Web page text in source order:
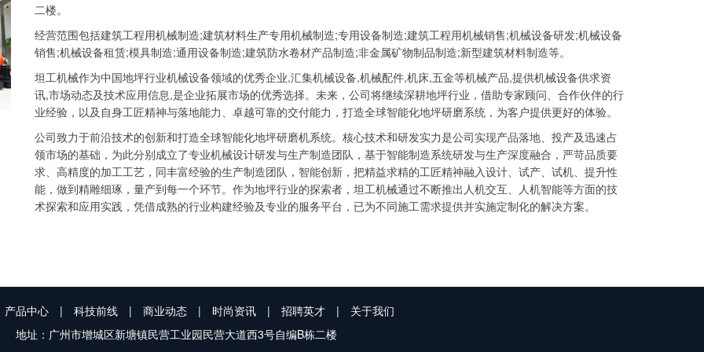
二楼。
经营范围包括建筑工程用机械制造;建筑材料生产专用机械制造;专用设备制造;建筑工程用机械销售;机械设备研发;机械设备
销售;机械设备租赁;模具制造;通用设备制造;建筑防水卷材产品制造;非金属矿物制品制造;新型建筑材料制造等。
坦工机械作为中国地坪行业机械设备领域的优秀企业,汇集机械设备,机械配件,机床,五金等机械产品,提供机械设备供求资
讯,市场动态及技术应用信息,是企业拓展市场的优秀选择。未来，公司将继续深耕地坪行业，借助专家顾问、合作伙伴的行
业经验，以及自身工匠精神与落地能力、卓越可靠的交付能力，打造全球智能化地坪研磨系统，为客户提供更好的体验。
公司致力于前沿技术的创新和打造全球智能化地坪研磨机系统。核心技术和研发实力是公司实现产品落地、投产及迅速占
领市场的基础，为此分别成立了专业机械设计研发与生产制造团队，基于智能制造系统研发与生产深度融合，严苛品质要
求、高精度的加工工艺，同丰富经验的生产制造团队，智能创新，把精益求精的工匠精神融入设计、试产、试机、提升性
能，做到精雕细琢，量产到每一个环节。作为地坪行业的探索者，坦工机械通过不断推出人机交互、人机智能等方面的技
术探索和应用实践，凭借成熟的行业构建经验及专业的服务平台，已为不同施工需求提供并实施定制化的解决方案。
产品中心 | 科技前线 | 商业动态 | 时尚资讯 | 招聘英才 |
关于我们
地址：广州市增城区新塘镇民营工业园民营大道西3号自编B栋二楼